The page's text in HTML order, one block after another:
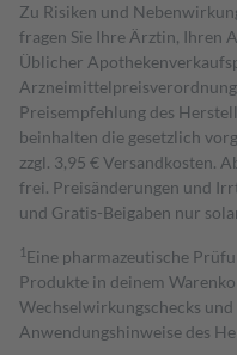
Zu Risiken und
fragen Sie Ihre Ärztin, Ihren
Üblicher
Preisempfehlung des
beinhalten die gesetzlich
zzgl. 3,95 € Versandkosten.
frei. Preisänderungen und
und Gratis-Beigaben nur
1 Eine pharmazeutische
Produkte in deinem
Wechselwirkungschecks
Anwendungshinweise des